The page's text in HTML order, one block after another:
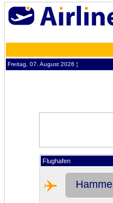
Freitag, 07. August 2026 ¦
Flughafen